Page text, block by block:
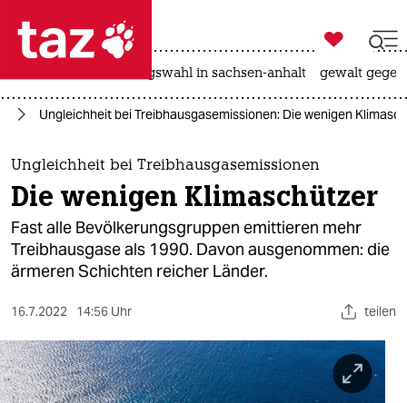
 taz zahl ich
taz zahl ich
themen
politik
öko
sport

taz zahl ich
landtagswahl in sachsen-anhalt gewalt
Ungleichheit bei Treibhausgasemissionen: Die wenigen
Ungleichheit bei Treibhausgasemissionen
Die wenigen Klimaschützer
Fast alle Bevölkerungsgruppen emittieren mehr
Treibhausgase als 1990. Davon ausgenommen: die
ärmeren Schichten reicher Länder.
16.7.2022 14:56 Uhr teilen